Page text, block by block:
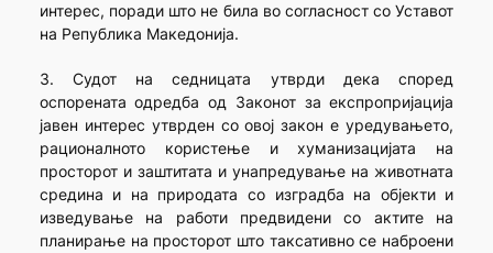
интерес, поради што не била во согласност со Уставот
на Република Македонија.
3. Судот на седницата утврди дека според
оспорената одредба од Законот за експропријација
јавен интерес утврден со овој закон е уредувањето,
рационалното користење и хуманизацијата на
просторот и заштитата и унапредување на животната
средина и на природата со изградба на објекти и
изведување на работи предвидени со актите на
планирање на просторот што таксативно се наброени